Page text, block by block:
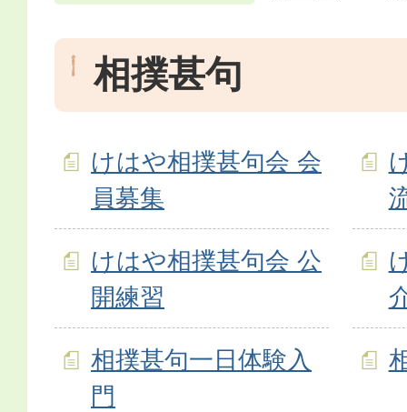
相撲甚句
けはや相撲甚句会 会
員募集
けはや相撲甚句会 公
開練習
相撲甚句一日体験入
門